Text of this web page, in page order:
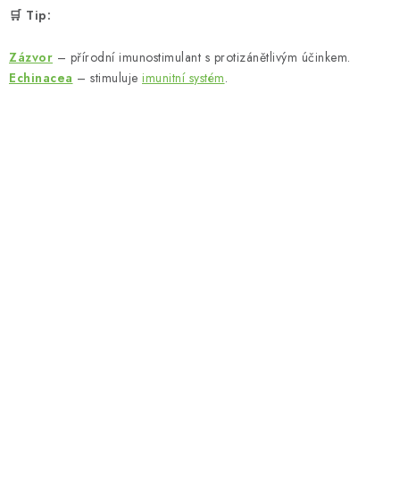
🛒 Tip:
Zázvor – přírodní imunostimulant s protizánětlivým účinkem.
Echinacea – stimuluje imunitní systém.